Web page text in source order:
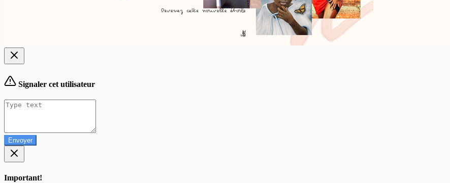
Signaler cet utilisateur
Envoyer
Important!